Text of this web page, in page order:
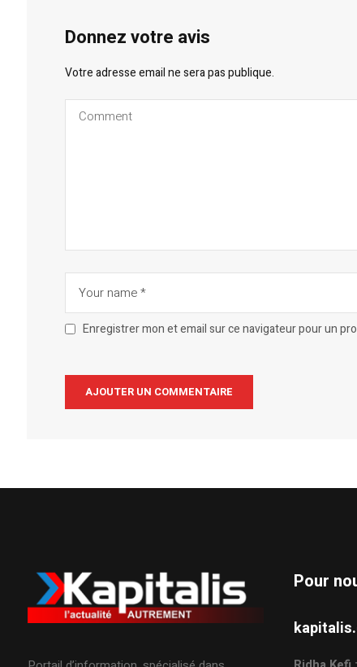
Donnez votre avis
Votre adresse email ne sera pas publique.
Enregistrer mon et email sur ce navigateur pour un
Pour